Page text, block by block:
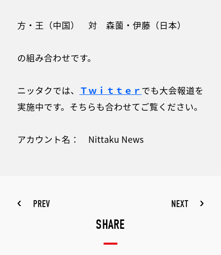
方・王（中国） 対 森薗・伊藤（日本）
の組み合わせです。
ニッタクでは、 Ｔｗｉｔｔｅｒ でも大会報道を
実施中です。そちらも合わせてご覧ください。
アカウント名： Nittaku News
PREV NEXT
SHARE